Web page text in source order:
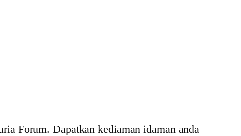
Forum. Dapatkan kediaman idaman anda